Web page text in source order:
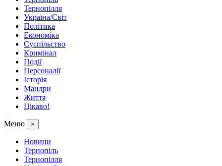
Тернопілля
Україна/Світ
Політика
Економіка
Суспільство
Кримінал
Події
Персоналії
Історія
Мандри
Життя
Цікаво!
Меню ×
Новини
Тернопіль
Тернопілля